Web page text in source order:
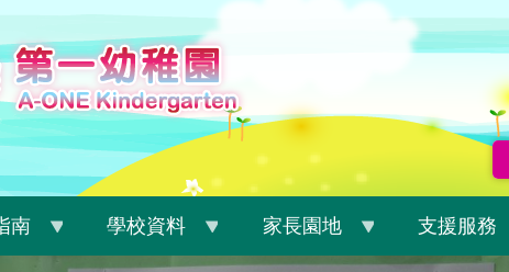
南 學校資料 家長園地 支援服務